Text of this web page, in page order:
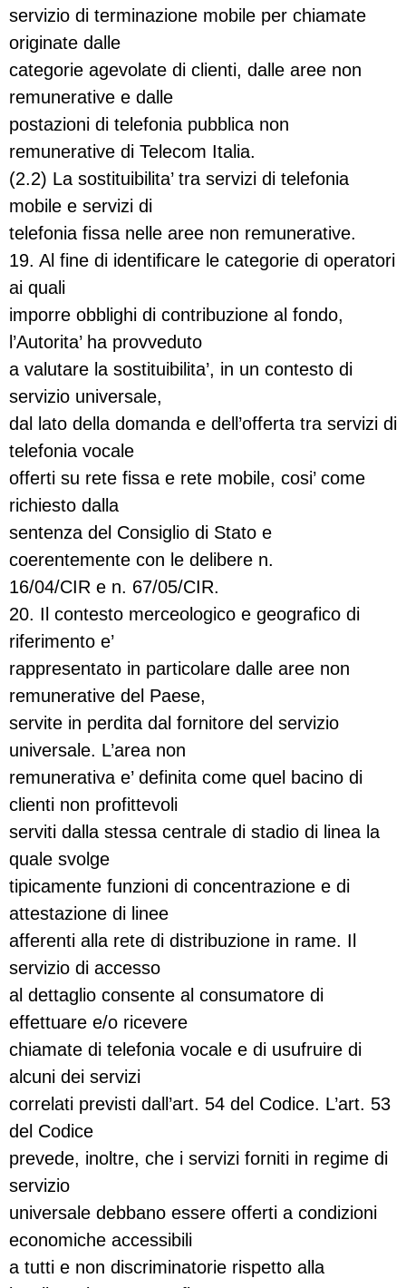
servizio di terminazione mobile per chiamate
originate dalle
categorie agevolate di clienti, dalle aree non
remunerative e dalle
postazioni di telefonia pubblica non
remunerative di Telecom Italia.
(2.2) La sostituibilita’ tra servizi di telefonia
mobile e servizi di
telefonia fissa nelle aree non remunerative.
19. Al fine di identificare le categorie di operatori
ai quali
imporre obblighi di contribuzione al fondo,
l’Autorita’ ha provveduto
a valutare la sostituibilita’, in un contesto di
servizio universale,
dal lato della domanda e dell’offerta tra servizi di
telefonia vocale
offerti su rete fissa e rete mobile, cosi’ come
richiesto dalla
sentenza del Consiglio di Stato e
coerentemente con le delibere n.
16/04/CIR e n. 67/05/CIR.
20. Il contesto merceologico e geografico di
riferimento e’
rappresentato in particolare dalle aree non
remunerative del Paese,
servite in perdita dal fornitore del servizio
universale. L’area non
remunerativa e’ definita come quel bacino di
clienti non profittevoli
serviti dalla stessa centrale di stadio di linea la
quale svolge
tipicamente funzioni di concentrazione e di
attestazione di linee
afferenti alla rete di distribuzione in rame. Il
servizio di accesso
al dettaglio consente al consumatore di
effettuare e/o ricevere
chiamate di telefonia vocale e di usufruire di
alcuni dei servizi
correlati previsti dall’art. 54 del Codice. L’art. 53
del Codice
prevede, inoltre, che i servizi forniti in regime di
servizio
universale debbano essere offerti a condizioni
economiche accessibili
a tutti e non discriminatorie rispetto alla